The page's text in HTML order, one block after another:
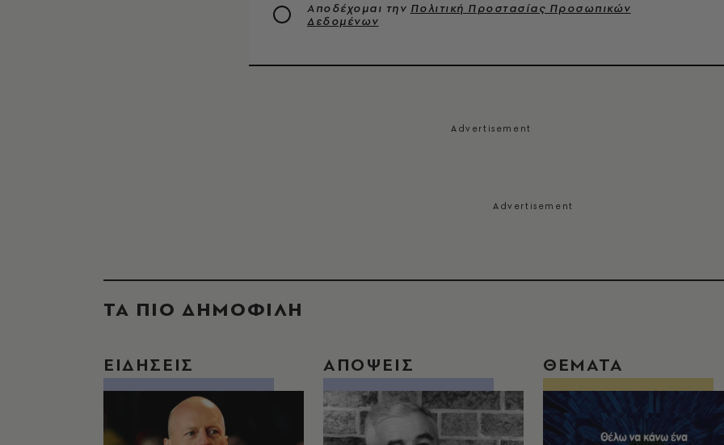
Αποδέχομαι την Πολιτική Προστασίας Προσωπικών
Δεδομένων
ΤΑ ΠΙΟ ΔΗΜΟΦΙΛΗ
ΕΙΔΗΣΕΙΣ ΑΠΟΨΕΙΣ ΘΕΜΑΤΑ